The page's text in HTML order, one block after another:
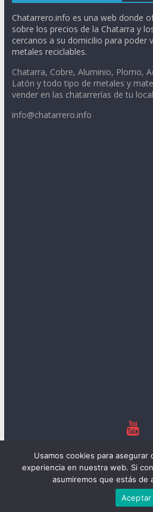
Chatarrero.info es una web donde
sobre los precios de la Chatarra y
cercanos a su domicilio para poder
metales reciclables.
Chatarra, Cobre, Aluminio, Plomo,
Latón y todo tipo de metales y
vender en las chatarrerías de tu
info@chatarrero.info
derechos
Tema:ColorMagpor ThemeGrill.
Usamos cookies para asegurar
experiencia en nuestra web. Si
asumiremos que estás de
Aceptar